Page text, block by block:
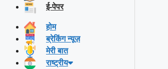
ई-पेपर
होम
ब्रेकिंग न्यूज़
मेरी बात
राष्ट्रीय